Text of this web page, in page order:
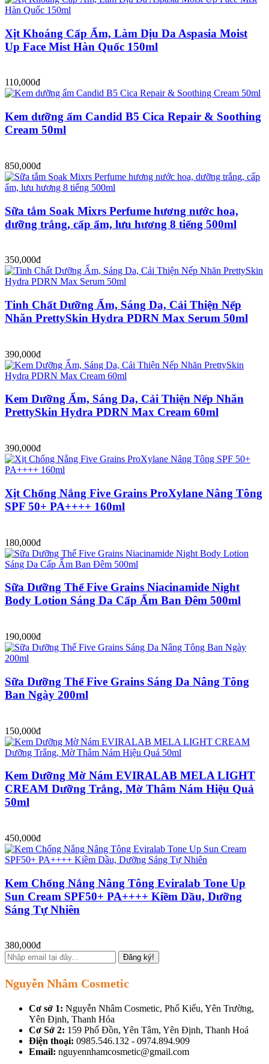
Xịt Khoáng Cấp Ẩm, Làm Dịu Da Aspasia Moist
Up Face Mist Hàn Quốc 150ml
110,000đ
Kem dưỡng ẩm Candid B5 Cica Repair & Soothing
Cream 50ml
850,000đ
Sữa tắm Soak Mixrs Perfume hương nước hoa,
dưỡng trắng, cấp ẩm, lưu hương 8 tiếng 500ml
350,000đ
Tinh Chất Dưỡng Ẩm, Sáng Da, Cải Thiện Nếp
Nhăn PrettySkin Hydra PDRN Max Serum 50ml
390,000đ
Kem Dưỡng Ẩm, Sáng Da, Cải Thiện Nếp Nhăn
PrettySkin Hydra PDRN Max Cream 60ml
390,000đ
Xịt Chống Nắng Five Grains ProXylane Nâng Tông
SPF 50+ PA++++ 160ml
180,000đ
Sữa Dưỡng Thể Five Grains Niacinamide Night
Body Lotion Sáng Da Cấp Ẩm Ban Đêm 500ml
190,000đ
Sữa Dưỡng Thể Five Grains Sáng Da Nâng Tông
Ban Ngày 200ml
150,000đ
Kem Dưỡng Mờ Nám EVIRALAB MELA LIGHT
CREAM Dưỡng Trắng, Mờ Thâm Nám Hiệu Quả
50ml
450,000đ
Kem Chống Nắng Nâng Tông Eviralab Tone Up
Sun Cream SPF50+ PA++++ Kiềm Dầu, Dưỡng
Sáng Tự Nhiên
380,000đ
Đăng ký!
Nguyễn Nhâm Cosmetic
Cơ sở 1: Nguyễn Nhâm Cosmetic, Phố Kiểu, Yên Trường,
Yên Định, Thanh Hóa
Cơ Sở 2: 159 Phố Đồn, Yên Tâm, Yên Định, Thanh Hoá
Điện thoại: 0985.546.132 - 0974.894.909
Email: nguyennhamcosmetic@gmail.com